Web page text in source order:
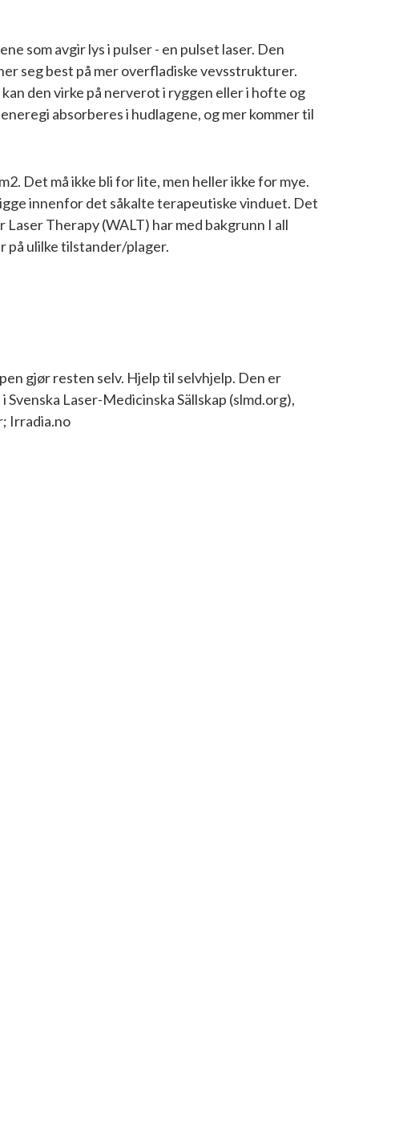
som avgir lys i pulser - en pulset laser. Den
seg best på mer overfladiske vevsstrukturer.
den virke på nerverot i ryggen eller i hofte og
absorberes i hudlagene, og mer kommer til
Det må ikke bli for lite, men heller ikke for mye.
innenfor det såkalte terapeutiske vinduet. Det
Therapy (WALT) har med bakgrunn I all
på ulilke tilstander/plager.
gjør resten selv. Hjelp til selvhjelp. Den er
Laser-Medicinska Sällskap (slmd.org),
Irradia.no